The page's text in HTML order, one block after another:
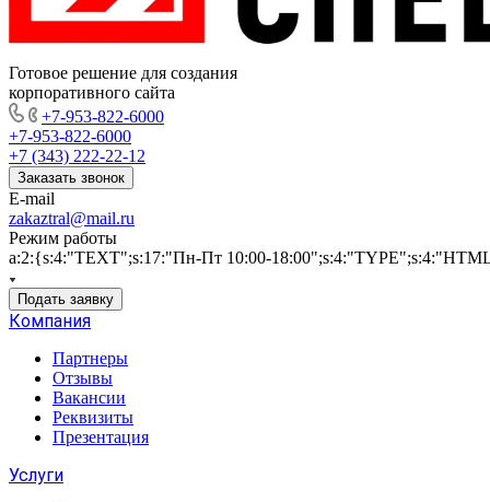
Готовое решение для создания
корпоративного сайта
+7-953-822-6000
+7-953-822-6000
+7 (343) 222-22-12
Заказать звонок
E-mail
zakaztral@mail.ru
Режим работы
a:2:{s:4:"TEXT";s:17:"Пн-Пт 10:00-
Подать заявку
Компания
Партнеры
Отзывы
Вакансии
Реквизиты
Презентация
Услуги